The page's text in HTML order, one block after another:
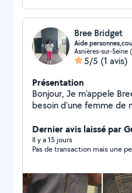
Bree Bridget
Aide
Asnières-sur-Seine
5/5 (1 avis)
Présentation
Bonjour, Je m'appele
besoin d'une femme de ménage pour le nettoyage,
attentionné et
Dernier avis laissé par
Il y a 15 jours
Pas de transaction mais une